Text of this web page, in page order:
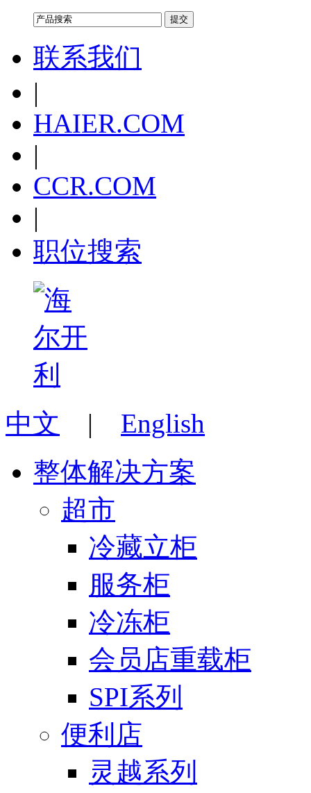
联系我们
|
HAIER.COM
|
CCR.COM
|
职位搜索
中文 | English
整体解决方案
超市
冷藏立柜
服务柜
冷冻柜
会员店重载柜
SPI系列
便利店
灵越系列